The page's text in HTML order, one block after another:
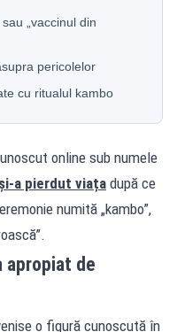
„vaccinul din
pericolelor
cu ritualul kambo
online sub numele
și-a pierdut viața după ce
numită „kambo”,
apropiat de
o figură cunoscută în